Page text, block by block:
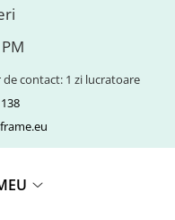
contact: 1 zi lucratoare